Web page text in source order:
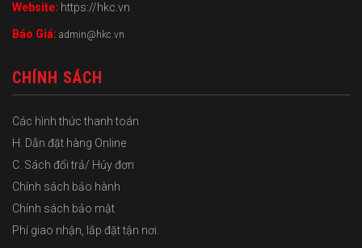
Website: https://hkc.vn
Báo Giá: admin@hkc.vn
CHÍNH SÁCH
Các hình thức thanh toán
H. Dẫn đặt hàng Online
C. Sách đổi trả/ Hủy đơn
Chính sách bảo hành
Chính sách bảo mật
Phí giao nhận, lắp đặt tận nơi.